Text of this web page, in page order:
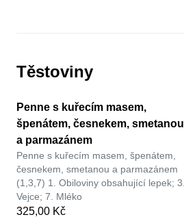
Těstoviny
Penne s kuřecím masem,
špenátem, česnekem, smetanou
a parmazánem
Penne s kuřecím masem, špenátem,
česnekem, smetanou a parmazánem
(1,3,7) 1. Obiloviny obsahující lepek; 3.
Vejce; 7. Mléko
325,00 Kč